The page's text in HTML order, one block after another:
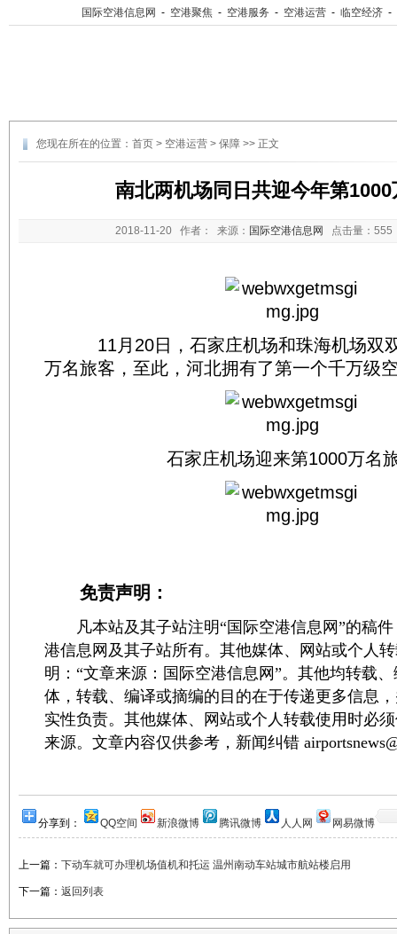
国际空港信息网 - 空港聚焦 - 空港服务 - 空港运营 - 临空经济 -
您现在所在的位置： 首页 > 空港运营 > 保障 >> 正文
南北两机场同日共迎今年第
2018-11-20 作者： 来源： 国际空港信息网 点击量：
11月20日，石家庄机场和珠海机场双双
万名旅客，至此，河北拥有了第一个千万级
石家庄机场迎来第1000万名
免责声明：
凡本站及其子站注明“国际空港信息网”的稿件
港信息网及其子站所有。其他媒体、网站或个人
明：“文章来源：国际空港信息网”。其他均转载
体，转载、编译或摘编的目的在于传递更多信息
实性负责。其他媒体、网站或个人转载使用时必
来源。文章内容仅供参考，新闻纠错
分享到： QQ空间 新浪微博 腾讯微博 人人网 网易微博
上一篇： 下动车就可办理机场值机和托运 温州南动车站城市航站楼启用
下一篇： 返回列表